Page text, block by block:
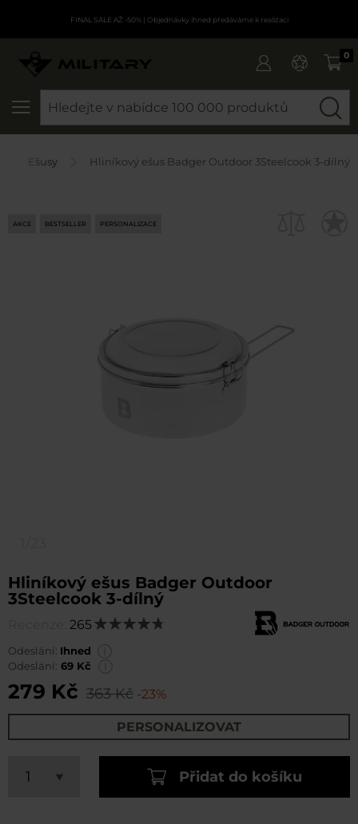
FINAL SALE AŽ -50%| Objednávky ihned předáváme k realizaci
0
Ešusy Hliníkový ešus Badger Outdoor 3Steelcook 3-dílný
AKCE BESTSELLER PERSONALIZACE
Hliníkový ešus Badger Outdoor
3Steelcook 3-dílný
265Hodnocení:
Odeslání: Ihned
Odeslání: 69 Kč
279 Kč 363 Kč -23%
PERSONALIZOVAT
Přidat do košíku